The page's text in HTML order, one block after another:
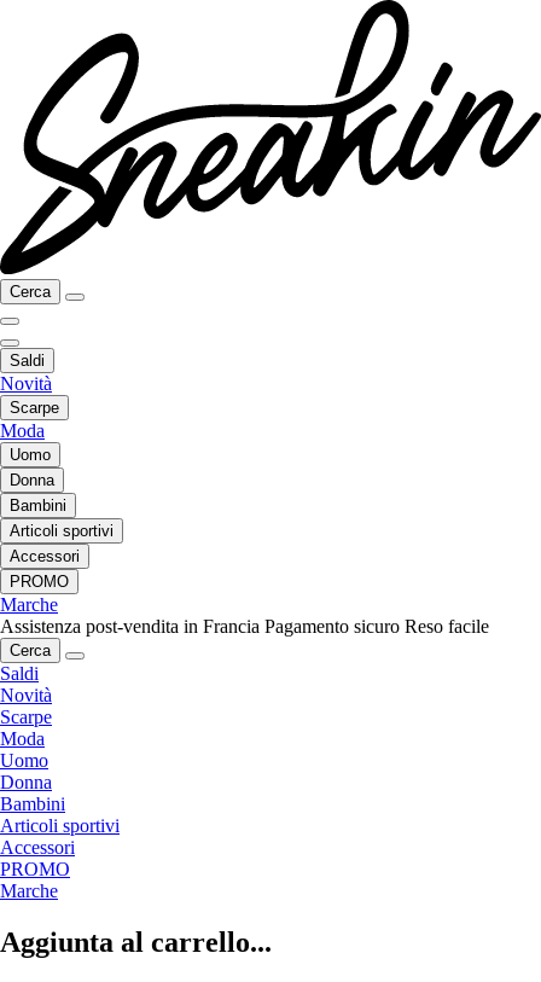
Cerca
Saldi
Novità
Scarpe
Moda
Uomo
Donna
Bambini
Articoli sportivi
Accessori
PROMO
Marche
Assistenza post-vendita in Francia Pagamento sicuro Reso facile
Cerca
Saldi
Novità
Scarpe
Moda
Uomo
Donna
Bambini
Articoli sportivi
Accessori
PROMO
Marche
Aggiunta al carrello...